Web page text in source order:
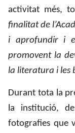
activitat més,
finalitat de
i aprofundir i
promovent la
la literatura i les
Durant tota la
la institució,
fotografies que